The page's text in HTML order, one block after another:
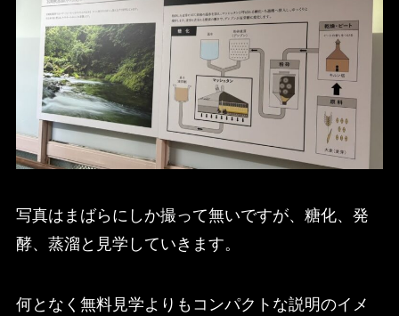
写真はまばらにしか撮って無いですが、糖化、発
酵、蒸溜と見学していきます。
何となく無料見学よりもコンパクトな説明のイメ